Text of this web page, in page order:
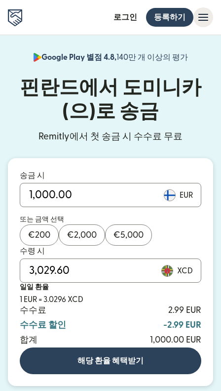
로그인 등록하기
Google Play 별점 4.8,140만 개 이상의 평가
핀란드에서 도미니카
(으)로 송금
Remitly에서 첫 송금 시 수수료 무료
송금 시
EUR
또는 금액 선택
€200 €2,000 €5,000
수령 시
XCD
일일 환율
1 EUR = 3.0296 XCD
수수료
2.99 EUR
수수료 할인
-2.99 EUR
합계
1,000.00 EUR
해당 환율 혜택받기